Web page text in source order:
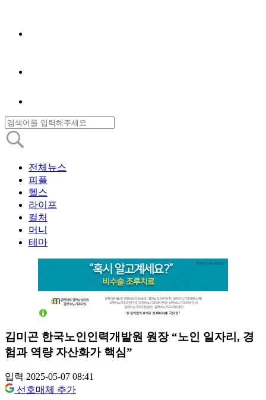
전체뉴스
피플
헬스
라이프
컬처
머니
테마
김미곤 한국노인인력개발원 원장 “노인 일자리, 경
험과 역량 자산화가 핵심”
입력 2025-05-07 08:41
선호매체 추가